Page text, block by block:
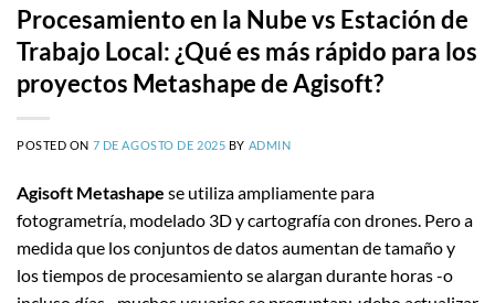
Procesamiento en la Nube vs Estación de
Trabajo Local: ¿Qué es más rápido para los
proyectos Metashape de Agisoft?
POSTED ON 7 DE AGOSTO DE 2025 BY ADMIN
Agisoft Metashape se utiliza ampliamente para
fotogrametría, modelado 3D y cartografía con drones. Pero a
medida que los conjuntos de datos aumentan de tamaño y
los tiempos de procesamiento se alargan durante horas -o